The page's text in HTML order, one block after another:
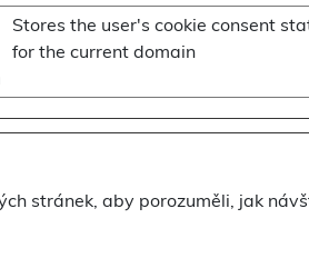
Stores the user's cookie consent
for the current domain
stránek, aby porozuměli, jak